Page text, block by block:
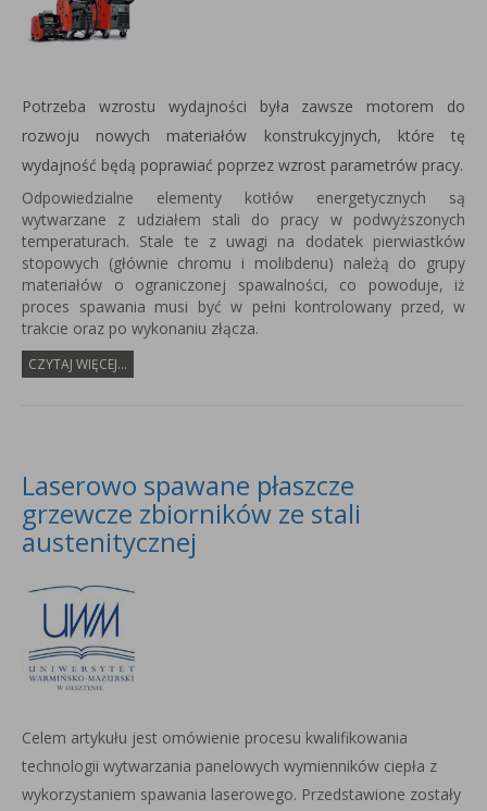
Potrzeba wzrostu wydajności była zawsze motorem do
rozwoju nowych materiałów konstrukcyjnych, które tę
wydajność będą poprawiać poprzez wzrost parametrów pracy.
Odpowiedzialne elementy kotłów energetycznych są
wytwarzane z udziałem stali do pracy w podwyższonych
temperaturach. Stale te z uwagi na dodatek pierwiastków
stopowych (głównie chromu i molibdenu) należą do grupy
materiałów o ograniczonej spawalności, co powoduje, iż
proces spawania musi być w pełni kontrolowany przed, w
trakcie oraz po wykonaniu złącza.
CZYTAJ WIĘCEJ...
Laserowo spawane płaszcze
grzewcze zbiorników ze stali
austenitycznej
Celem artykułu jest omówienie procesu kwalifikowania
technologii wytwarzania panelowych wymienników ciepła z
wykorzystaniem spawania laserowego. Przedstawione zostały